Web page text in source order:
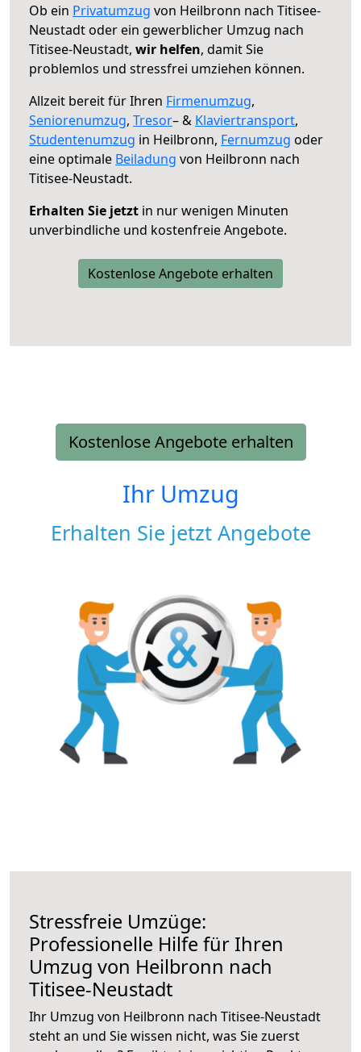
Ob ein Privatumzug von Heilbronn nach Titisee-
Neustadt oder ein gewerblicher Umzug nach
Titisee-Neustadt, wir helfen, damit Sie
problemlos und stressfrei umziehen können.
Allzeit bereit für Ihren Firmenumzug,
Seniorenumzug, Tresor– & Klaviertransport,
Studentenumzug in Heilbronn, Fernumzug oder
eine optimale Beiladung von Heilbronn nach
Titisee-Neustadt.
Erhalten Sie jetzt in nur wenigen Minuten
unverbindliche und kostenfreie Angebote.
Kostenlose Angebote erhalten
Kostenlose Angebote erhalten
Ihr Umzug
Erhalten Sie jetzt Angebote
Stressfreie Umzüge:
Professionelle Hilfe für Ihren
Umzug von Heilbronn nach
Titisee-Neustadt
Ihr Umzug von Heilbronn nach Titisee-Neustadt
steht an und Sie wissen nicht, was Sie zuerst